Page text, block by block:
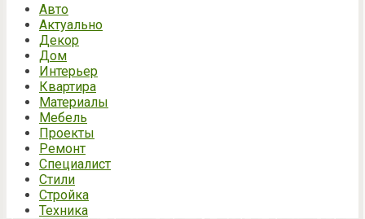
Авто
Актуально
Декор
Дом
Интерьер
Квартира
Материалы
Мебель
Проекты
Ремонт
Специалист
Стили
Стройка
Техника